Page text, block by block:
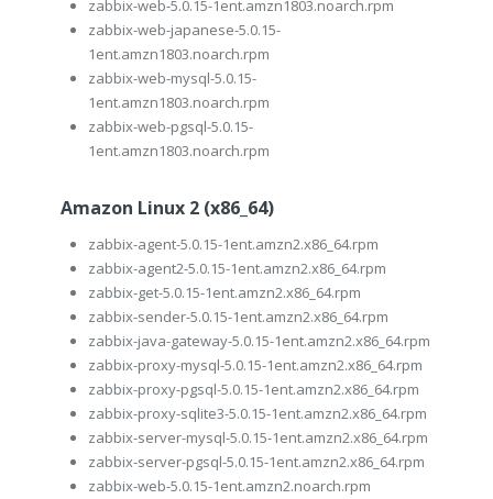
zabbix-web-5.0.15-1ent.amzn1803.noarch.rpm
zabbix-web-japanese-5.0.15-
1ent.amzn1803.noarch.rpm
zabbix-web-mysql-5.0.15-
1ent.amzn1803.noarch.rpm
zabbix-web-pgsql-5.0.15-
1ent.amzn1803.noarch.rpm
Amazon Linux 2 (x86_64)
zabbix-agent-5.0.15-1ent.amzn2.x86_64.rpm
zabbix-agent2-5.0.15-1ent.amzn2.x86_64.rpm
zabbix-get-5.0.15-1ent.amzn2.x86_64.rpm
zabbix-sender-5.0.15-1ent.amzn2.x86_64.rpm
zabbix-java-gateway-5.0.15-1ent.amzn2.x86_64.rpm
zabbix-proxy-mysql-5.0.15-1ent.amzn2.x86_64.rpm
zabbix-proxy-pgsql-5.0.15-1ent.amzn2.x86_64.rpm
zabbix-proxy-sqlite3-5.0.15-1ent.amzn2.x86_64.rpm
zabbix-server-mysql-5.0.15-1ent.amzn2.x86_64.rpm
zabbix-server-pgsql-5.0.15-1ent.amzn2.x86_64.rpm
zabbix-web-5.0.15-1ent.amzn2.noarch.rpm